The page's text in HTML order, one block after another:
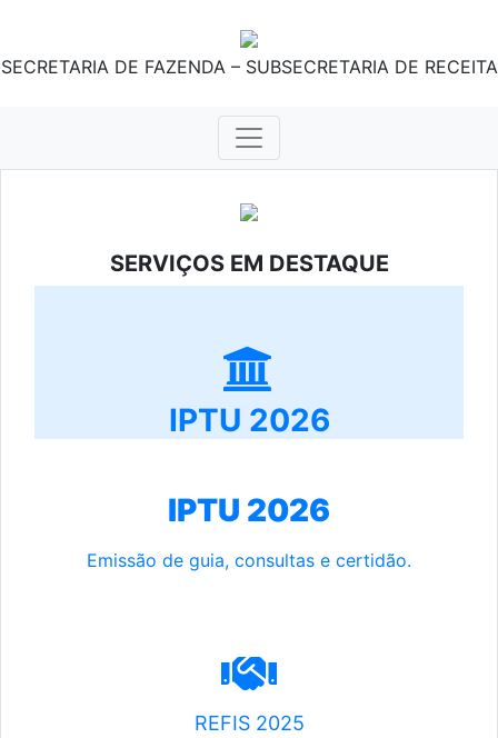
SECRETARIA DE FAZENDA – SUBSECRETARIA DE RECEITA
SERVIÇOS EM DESTAQUE
IPTU 2026
IPTU 2026
Emissão de guia, consultas e certidão.
REFIS 2025